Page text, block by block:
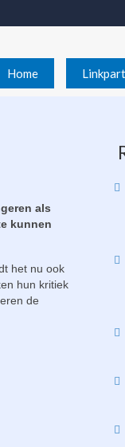
Home
als
kunnen
het nu ook
hun kritiek
de